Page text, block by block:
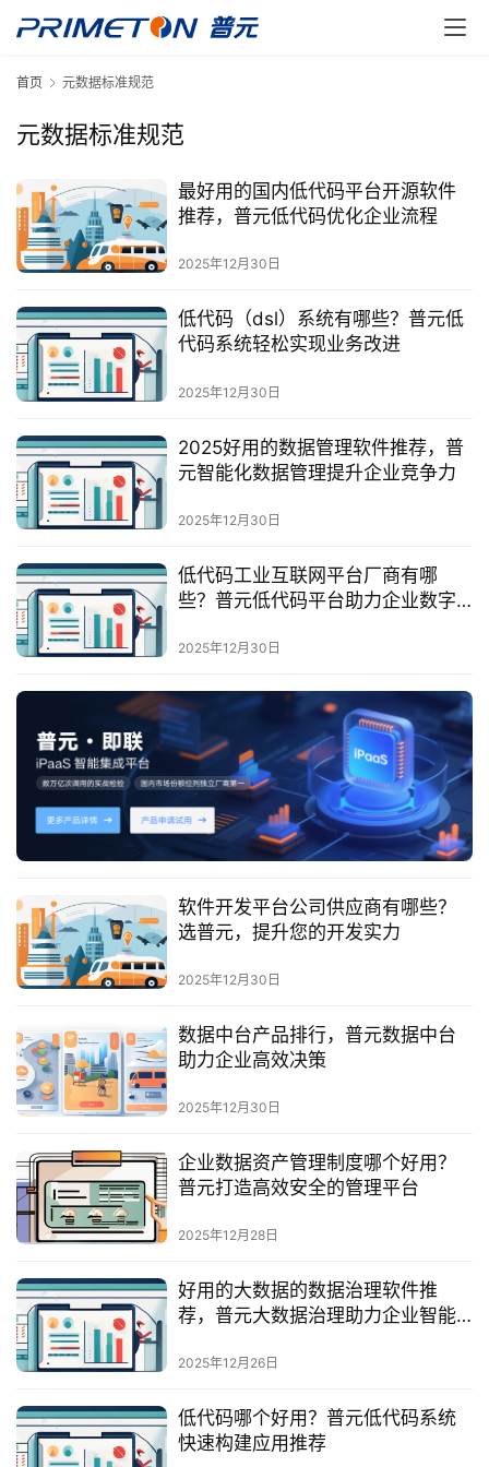
最
新
动
产
品
解
方
案
合
作
服
与
支
持
了
解
普
元
联
系
我
们
首页 元数据标准规范
元数据标准规范
最好用的国内低代码平台开源软件
推荐，普元低代码优化企业流程
2025年12月30日
低代码（dsl）系统有哪些？普元低
代码系统轻松实现业务改进
2025年12月30日
2025好用的数据管理软件推荐，普
元智能化数据管理提升企业竞争力
2025年12月30日
低代码工业互联网平台厂商有哪
些？普元低代码平台助力企业数字
2025年12月30日
软件开发平台公司供应商有哪些？
选普元，提升您的开发实力
2025年12月30日
数据中台产品排行，普元数据中台
助力企业高效决策
2025年12月30日
企业数据资产管理制度哪个好用？
普元打造高效安全的管理平台
2025年12月28日
好用的大数据的数据治理软件推
荐，普元大数据治理助力企业智能
2025年12月26日
低代码哪个好用？普元低代码系统
快速构建应用推荐